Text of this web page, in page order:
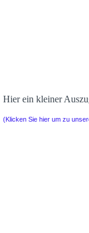
Hier ein kleiner
(Klicken Sie hier um zu